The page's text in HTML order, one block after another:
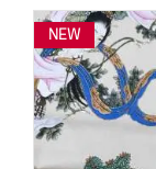
NEW